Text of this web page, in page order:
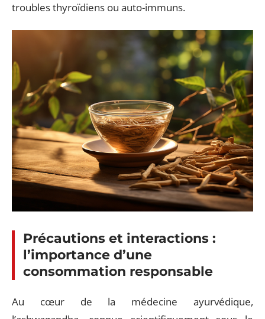
troubles thyroïdiens ou auto-immuns.
Précautions et interactions :
l’importance d’une
consommation responsable
Au cœur de la médecine ayurvédique,